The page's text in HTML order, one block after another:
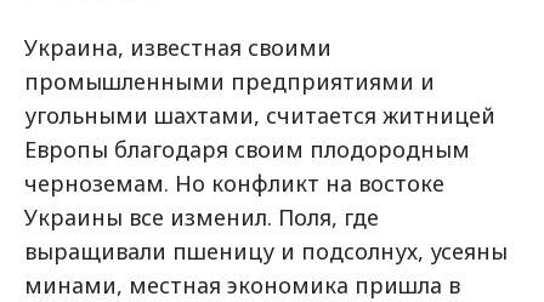
Украина, известная своими
промышленными предприятиями и
угольными шахтами, считается житницей
Европы благодаря своим плодородным
черноземам. Но конфликт на востоке
Украины все изменил. Поля, где
выращивали пшеницу и подсолнух, усеяны
минами, местная экономика пришла в